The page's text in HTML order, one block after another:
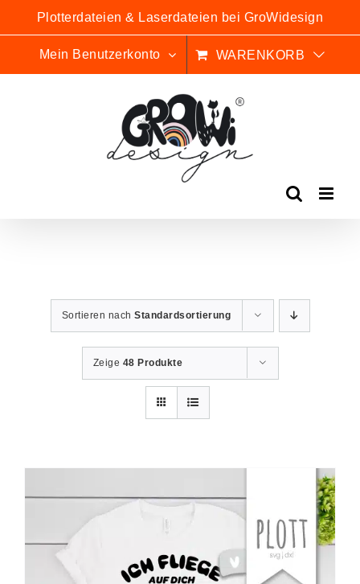
springen
Plotterdateien & Laserdateien bei GroWidesign
Mein Benutzerkonto WARENKORB
Sortieren nach Standardsortierung
Zeige 48 Produkte